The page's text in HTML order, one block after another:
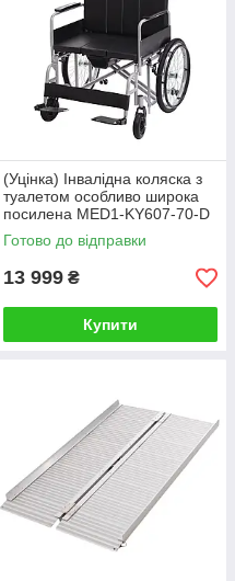
(Уцінка) Інвалідна коляска з
туалетом особливо широка
посилена MED1-KY607-70-D
Готово до відправки
13 999 ₴
Купити